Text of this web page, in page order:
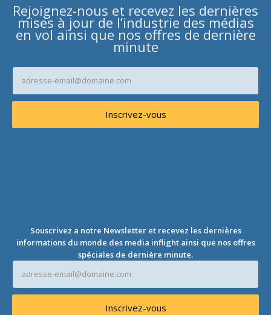
Rejoignez-nous et recevez les dernières
mises à jour de l’industrie des médias
en vol ainsi que nos offres de dernière
minute
A
r
e
s
Inscrivez-vous
Souscrivez a notre Newsletter et recevez les dernières
informations du monde des media inflight ainsi que nos offres
spéciales de dernière minute.
A
r
e
Inscrivez-vous